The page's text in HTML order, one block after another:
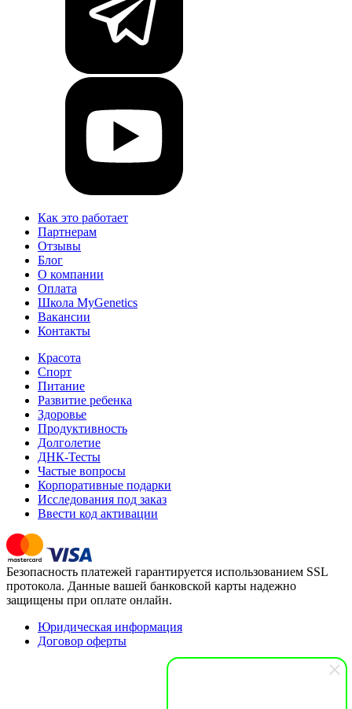
Как это работает
Партнерам
Отзывы
Блог
О компании
Оплата
Школа MyGenetics
Вакансии
Контакты
Красота
Спорт
Питание
Развитие ребенка
Здоровье
Продуктивность
Долголетие
ДНК-Тесты
Частые вопросы
Корпоративные подарки
Исследования под заказ
Ввести код активации
Безопасность платежей гарантируется использованием SSL
протокола. Данные вашей банковской карты надежно
защищены при оплате онлайн.
Юридическая информация
Договор оферты